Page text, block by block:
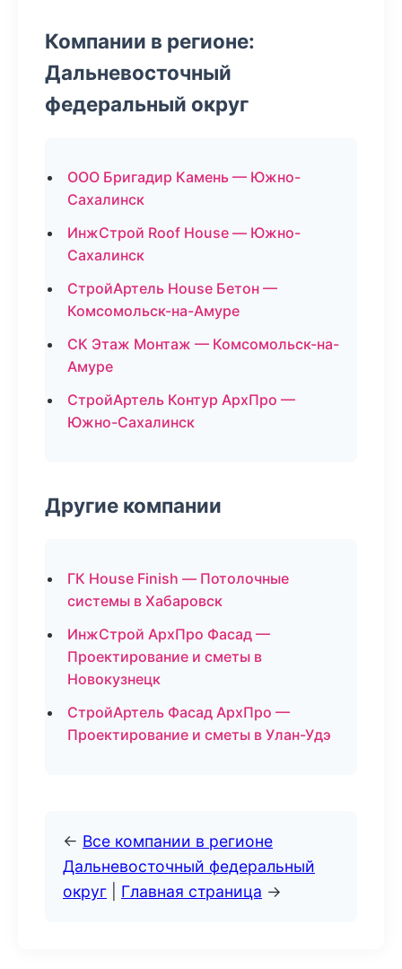
Компании в регионе:
Дальневосточный
федеральный округ
ООО Бригадир Камень — Южно-
Сахалинск
ИнжСтрой Roof House — Южно-
Сахалинск
СтройАртель House Бетон —
Комсомольск-на-Амуре
СК Этаж Монтаж — Комсомольск-на-
Амуре
СтройАртель Контур АрхПро —
Южно-Сахалинск
Другие компании
ГК House Finish — Потолочные
системы в Хабаровск
ИнжСтрой АрхПро Фасад —
Проектирование и сметы в
Новокузнецк
СтройАртель Фасад АрхПро —
Проектирование и сметы в Улан-Удэ
← Все компании в регионе
Дальневосточный федеральный
округ
Главная страница →